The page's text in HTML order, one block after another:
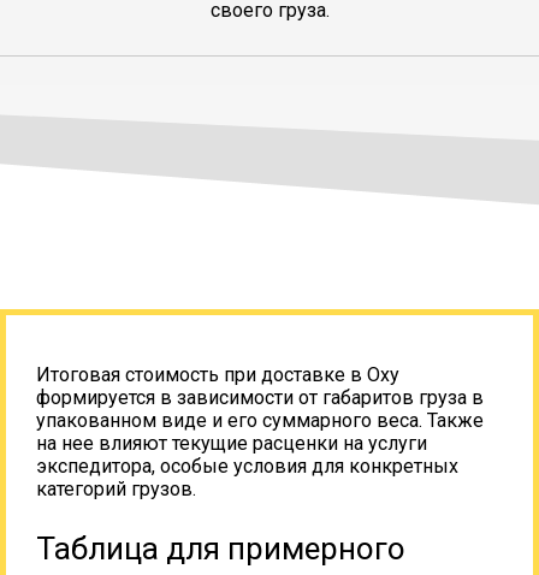
своего груза.
Итоговая стоимость при доставке в Оху
формируется в зависимости от габаритов груза в
упакованном виде и его суммарного веса. Также
на нее влияют текущие расценки на услуги
экспедитора, особые условия для конкретных
категорий грузов.
Таблица для примерного